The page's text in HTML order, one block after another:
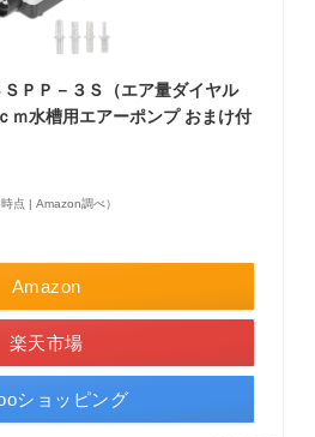
ＰＰ－３Ｓ（エア量ダイヤル
ｍ水槽用エアーポンプ おまけ付
点 | Amazon調べ）
Amazon
楽天市場
ショッピング